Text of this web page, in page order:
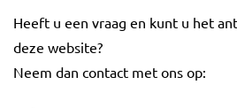
Heeft u een vraag en kunt u het
deze website?
Neem dan contact met ons op: